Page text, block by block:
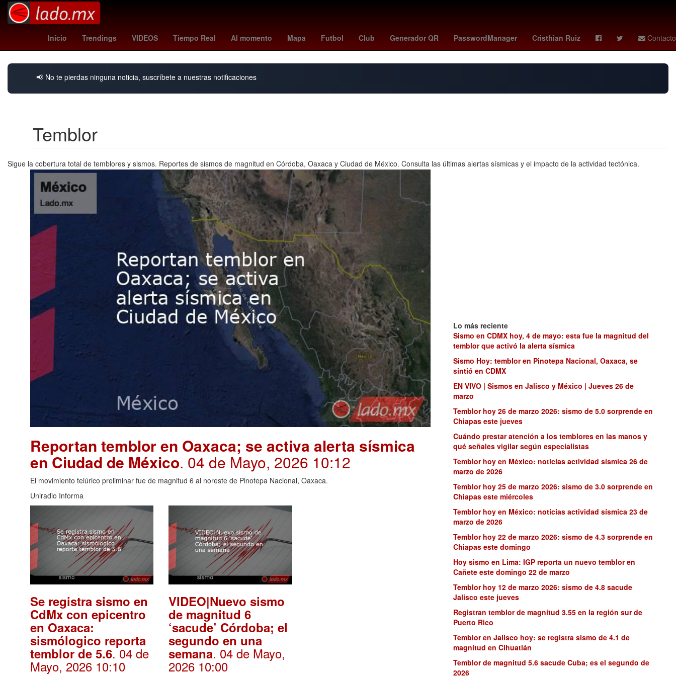
Inicio Trendings VIDEOS Tiempo Real Al momento Mapa Futbol Club Generador QR PasswordManager Cristhian Ruiz Contacto
Madrid leagues cup hoy Brasil Star Wars 2024 scream 1 la casa de los famosos horario burnley - leeds Genética Temporada
📢 No te pierdas ninguna noticia, suscríbete a nuestras notificaciones
Temblor
Sigue la cobertura total de temblores y sismos. Reportes de sismos de magnitud en Córdoba, Oaxaca y Ciudad de México. Consulta las últimas alertas sísmicas y el impacto de la actividad tectónica.
Reportan temblor en Oaxaca; se activa alerta sísmica
en Ciudad de México. 04 de Mayo, 2026 10:12
El movimiento telúrico preliminar fue de magnitud 6 al noreste de Pinotepa Nacional, Oaxaca.
Uniradio Informa
Se registra sismo en
CdMx con epicentro
en Oaxaca:
sismólogico reporta
temblor de 5.6. 04 de
Mayo, 2026 10:10
VIDEO|Nuevo sismo
de magnitud 6
‘sacude’ Córdoba; el
segundo en una
semana. 04 de Mayo,
2026 10:00
Lo más reciente
Sismo en CDMX hoy, 4 de mayo: esta fue la magnitud del
temblor que activó la alerta sísmica
Sismo Hoy: temblor en Pinotepa Nacional, Oaxaca, se
sintió en CDMX
EN VIVO | Sismos en Jalisco y México | Jueves 26 de
marzo
Temblor hoy 26 de marzo 2026: sismo de 5.0 sorprende en
Chiapas este jueves
Cuándo prestar atención a los temblores en las manos y
qué señales vigilar según especialistas
Temblor hoy en México: noticias actividad sísmica 26 de
marzo de 2026
Temblor hoy 25 de marzo 2026: sismo de 3.0 sorprende en
Chiapas este miércoles
Temblor hoy en México: noticias actividad sísmica 23 de
marzo de 2026
Temblor hoy 22 de marzo 2026: sismo de 4.3 sorprende en
Chiapas este domingo
Hoy sismo en Lima: IGP reporta un nuevo temblor en
Cañete este domingo 22 de marzo
Temblor hoy 12 de marzo 2026: sismo de 4.8 sacude
Jalisco este jueves
Registran temblor de magnitud 3.55 en la región sur de
Puerto Rico
Temblor en Jalisco hoy: se registra sismo de 4.1 de
magnitud en Cihuatlán
Temblor de magnitud 5.6 sacude Cuba; es el segundo de
2026